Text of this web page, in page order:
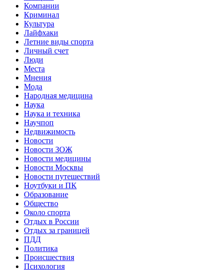
Компании
Криминал
Культура
Лайфхаки
Летние виды спорта
Личный счет
Люди
Места
Мнения
Мода
Народная медицина
Наука
Наука и техника
Научпоп
Недвижимость
Новости
Новости ЗОЖ
Новости медицины
Новости Москвы
Новости путешествий
Ноутбуки и ПК
Образование
Общество
Около спорта
Отдых в России
Отдых за границей
ПДД
Политика
Происшествия
Психология